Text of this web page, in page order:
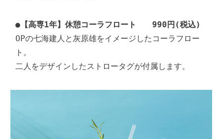
● 【高専1年】休憩コーラフロート　　990円(税込)
OPの七海建人と灰原雄をイメージしたコーラフロー
ト。
二人をデザインしたストロータグが付属します。